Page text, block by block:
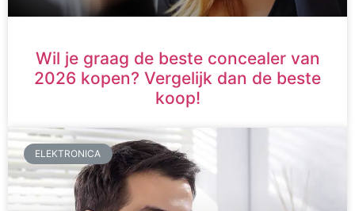
Wil je graag de beste concealer van
2026 kopen? Vergelijk dan de beste
koop!
ELEKTRONICA